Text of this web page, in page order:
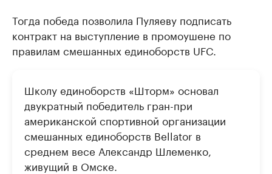
Тогда победа позволила Пуляеву подписать
контракт на выступление в промоушене по
правилам смешанных единоборств UFC.
Школу единоборств «Шторм» основал
двукратный победитель гран-при
американской спортивной организации
смешанных единоборств Bellator в
среднем весе Александр Шлеменко,
живущий в Омске.